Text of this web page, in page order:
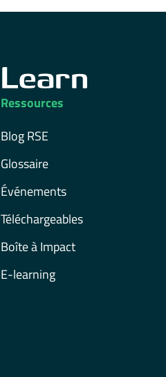
Ressources
Blog RSE
Glossaire
Événements
Téléchargeables
Boîte à Impact
E-learning